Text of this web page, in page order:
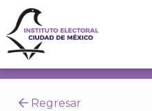
Regresar